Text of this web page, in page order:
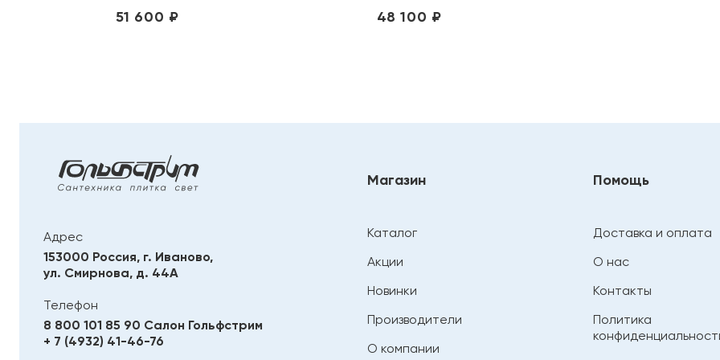
51 600 ₽ 48 100 ₽
Адрес
153000 Россия, г. Иваново,
ул. Смирнова, д. 44А
Телефон
8 800 101 85 90 Салон Гольфстрим
+ 7 (4932) 41-46-76
Магазин
Каталог
Акции
Новинки
Производители
О компании
Помощь
Доставка и оплата
О нас
Контакты
Политика